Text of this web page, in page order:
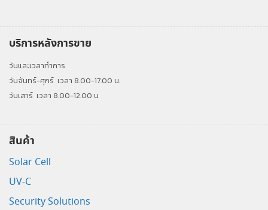
บริการหลังการขาย
วันและเวลาทำการ
วันจันทร์-ศุกร์ เวลา 8.00-17.00 น.
วันเสาร์ เวลา 8.00-12.00 น
สินค้า
Solar Cell
UV-C
Security Solutions